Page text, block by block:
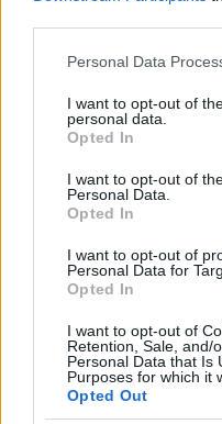
Please note that this
not limited to your visit or
grant or deny consent to
use your data for below
consent section.
Personal Data
I want to opt-out of
personal data.
Opted In
I want to opt-out of
Personal Data.
Opted In
I want to opt-out of
Personal Data for
Opted In
I want to opt-out of
Retention, Sale, and/
Personal Data that Is
Purposes for which it
Opted Out
serenità. Dopotutto,
rende buoni genitori,
AUTORE